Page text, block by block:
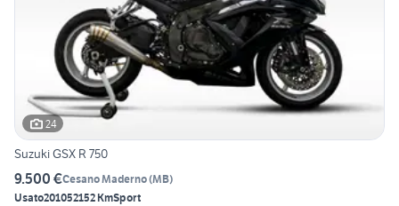
24
Suzuki GSX R 750
9.500 €Cesano Maderno(MB)
Usato201052152 KmSport